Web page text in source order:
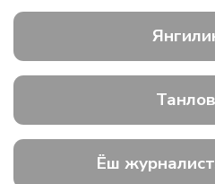
Ёш